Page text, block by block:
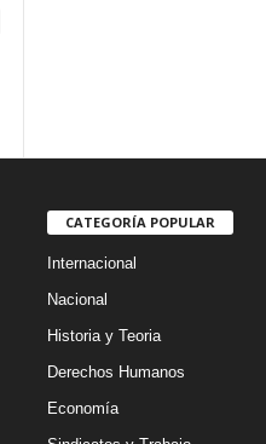
CATEGORÍA POPULAR
Internacional
Nacional
Historia y Teoria
Derechos Humanos
Economía